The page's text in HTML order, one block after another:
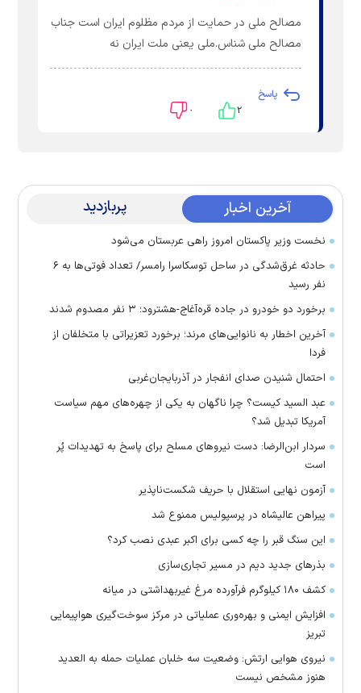
مصالح ملی در حمایت از مردم مظلوم ایران است جناب
مصالح ملی شناس.ملی یعنی ملت ایران نه
پاسخ
۲ ۰
آخرین اخبار پربازدید
نخست وزیر پاکستان امروز راهی عربستان می‌شود
حادثه غرق‌شدگی در ساحل توسکاسرا رامسر/ تعداد فوتی‌ها به ۶
نفر رسید
برخورد دو خودرو در جاده قره‌آغاج-هشترود؛ ۳ نفر مصدوم شدند
آخرین اخطار به نانوایی‌های مرند؛ برخورد تعزیراتی با متخلفان از
فردا
احتمال شنیدن صدای انفجار در آذربایجان‌غربی
عبد السید کیست؟ چرا ناگهان به یکی از چهره‌های مهم سیاست
آمریکا تبدیل شد؟
سردار ابن‌الرضا: دست نیرو‌های مسلح برای پاسخ به تهدیدات پُر
است
آزمون نهایی استقلال با حریف شکست‌ناپذیر
پیراهن عالیشاه در پرسپولیس ممنوع شد
این سنگ قبر را چه کسی برای اکبر عبدی نصب کرد؟
بذرهای جدید دیم در مسیر تجاری‌سازی
کشف ۱۸۰ کیلوگرم فرآورده‌ مرغ غیربهداشتی در میانه
افزایش ایمنی و بهره‌وری عملیاتی در مرکز سوخت‌گیری هواپیمایی
تبریز
نیروی هوایی ارتش: وضعیت سه خلبان عملیات حمله به العدید
هنوز مشخص نیست